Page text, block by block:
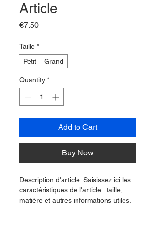
Article
€7.50Price
Taille *
Petit
Grand
Quantity *
Add to Cart
Buy Now
Description d'article. Saisissez ici les
caractéristiques de l'article : taille,
matière et autres informations utiles.